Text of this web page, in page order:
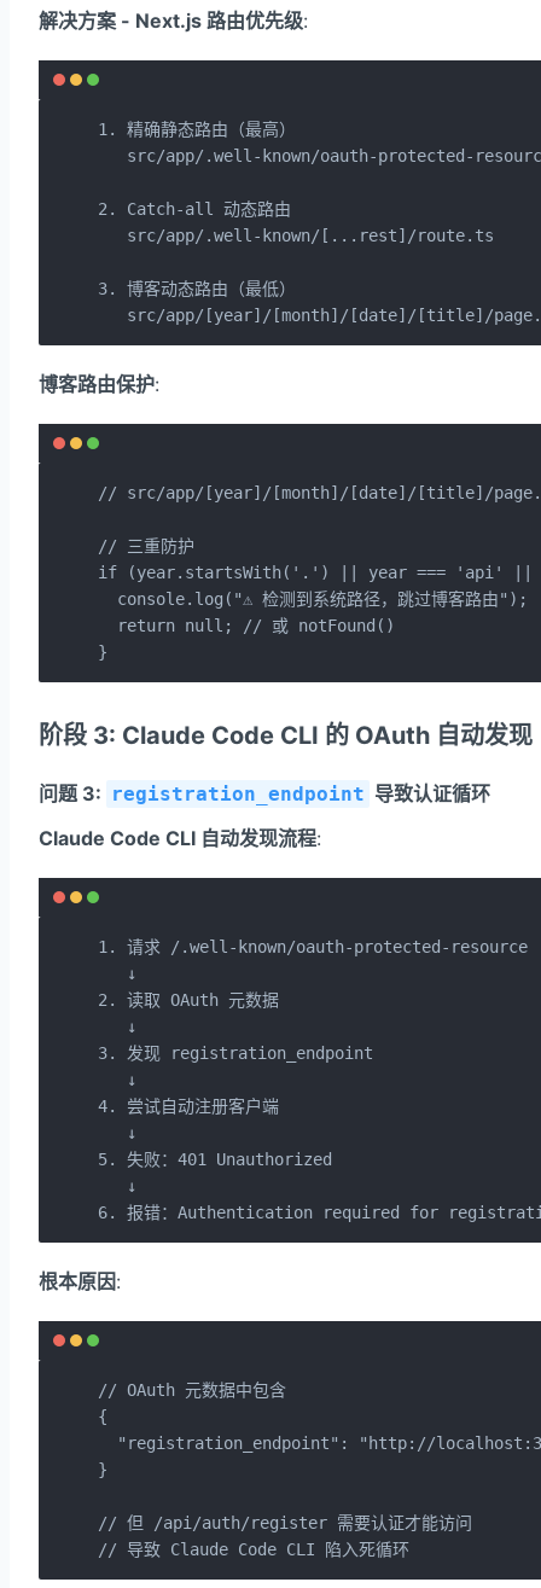
解决方案 - Next.js 路由优先级:
1. 精确静态路由（最高）
src/app/.well-known/oauth-protected-
2. Catch-all 动态路由
   src/app/.well-known/[...rest]/route.ts
3. 博客动态路由（最低）
src/app/[year]/[month]/[date]/[title]/
博客路由保护:
// src/app/[year]/[month]/[date]/[title]/
// 三重防护
if (year.startsWith('.') || year === 'api' ||
  console.log("⚠️ 检测到系统路径，跳过博客路由");
  return null; // 或 notFound()
}
阶段 3: Claude Code CLI 的 OAuth 自动发现
问题 3: registration_endpoint 导致认证循环
Claude Code CLI 自动发现流程:
1. 请求 /.well-known/oauth-protected-resource
   ↓
2. 读取 OAuth 元数据
   ↓
3. 发现 registration_endpoint
   ↓
4. 尝试自动注册客户端
   ↓
5. 失败：401 Unauthorized
   ↓
6. 报错：Authentication required for
根本原因:
// OAuth 元数据中包含
{
"registration_endpoint": "http://
}
// 但 /api/auth/register 需要认证才能访问
// 导致 Claude Code CLI 陷入死循环